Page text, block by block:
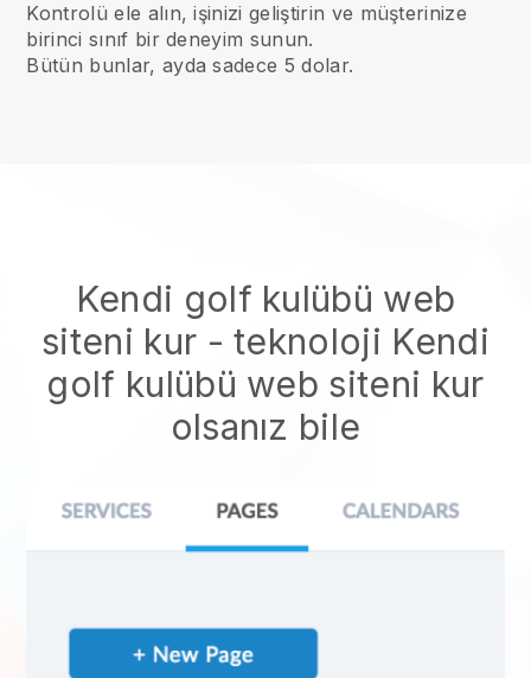
Kontrolü ele alın, işinizi geliştirin ve müşterinize
birinci sınıf bir deneyim sunun.
Bütün bunlar, ayda sadece 5 dolar.
Kendi golf kulübü web
siteni kur - teknoloji Kendi
golf kulübü web siteni kur
olsanız bile